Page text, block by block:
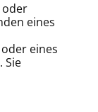
oder
eines
eines
Sie